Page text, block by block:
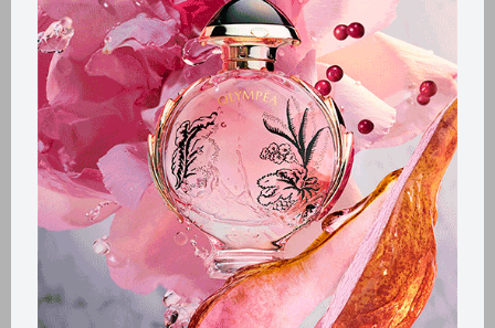
Retiros gratuitos en tiendas
Productos que te pueden interesar